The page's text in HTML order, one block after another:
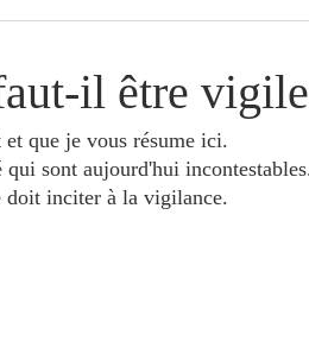
il être
que je vous résume ici.
qui sont aujourd'hui
doit inciter à la vigilance.